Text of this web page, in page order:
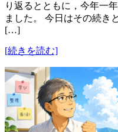
り返るとともに，今年一
ました。 今日はその続き
[…]
[続きを読む]